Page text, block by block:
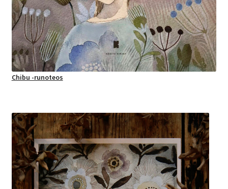
Chibu -runoteos